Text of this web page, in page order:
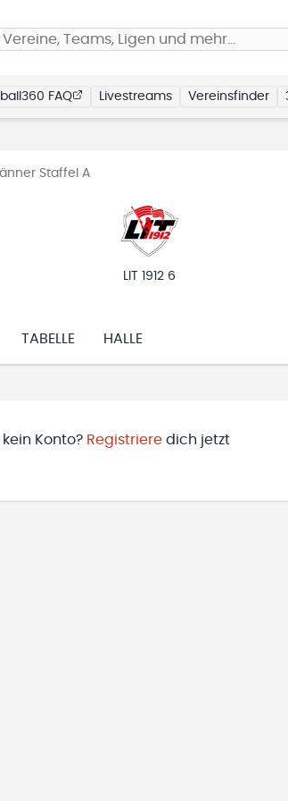
Vereine, Teams, Ligen und mehr…
FAQ Livestreams Vereinsfinder
Staffel A
LIT 1912 6
TABELLE HALLE
Konto? Registriere dich jetzt